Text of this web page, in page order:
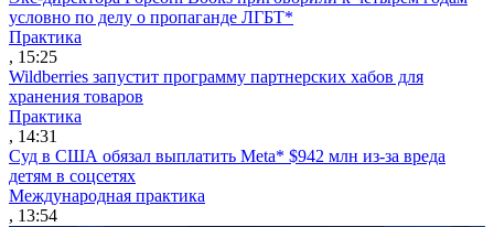
условно по делу о пропаганде ЛГБТ*
Практика
, 15:25
Wildberries запустит программу партнерских хабов для
хранения товаров
Практика
, 14:31
Суд в США обязал выплатить Meta* $942 млн из-за вреда
детям в соцсетях
Международная практика
, 13:54